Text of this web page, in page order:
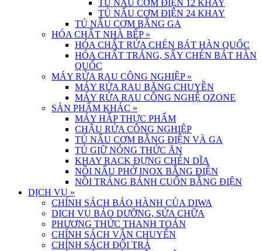
TỦ NẤU CƠM ĐIỆN 12 KHAY
TỦ NẤU CƠM ĐIỆN 24 KHAY
TỦ NẤU CƠM BẰNG GA
HÓA CHẤT NHÀ BẾP »
HÓA CHẤT RỬA CHÉN BÁT HÀN QUỐC
HÓA CHẤT TRÁNG, SẤY CHÉN BÁT HÀN
QUỐC
MÁY RỬA RAU CÔNG NGHIỆP »
MÁY RỬA RAU BĂNG CHUYỀN
MÁY RỬA RAU CÔNG NGHỆ OZONE
SẢN PHẨM KHÁC »
MÁY HẤP THỰC PHẨM
CHẬU RỬA CÔNG NGHIỆP
TỦ NẤU CƠM BẰNG ĐIỆN VÀ GA
TỦ GIỮ NÓNG THỨC ĂN
KHAY RACK ĐỰNG CHÉN DĨA
NỒI NẤU PHỞ INOX BẰNG ĐIỆN
NỒI TRÁNG BÁNH CUỐN BẰNG ĐIỆN
DỊCH VỤ »
CHÍNH SÁCH BẢO HÀNH CỦA DIWA
DỊCH VỤ BẢO DƯỠNG, SỬA CHỮA
PHƯƠNG THỨC THANH TOÁN
CHÍNH SÁCH VẬN CHUYỂN
CHÍNH SÁCH ĐỔI TRẢ